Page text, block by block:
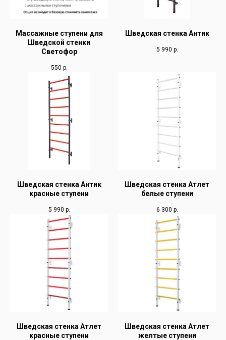
Массажные ступени для
Шведской стенки
Светофор
550 р.
Шведская стенка Антик
5 990 р.
Шведская стенка Антик
красные ступени
5 990 р.
Шведская стенка Атлет
белые ступени
6 300 р.
Шведская стенка Атлет
красные ступени
Шведская стенка Атлет
желтые ступени